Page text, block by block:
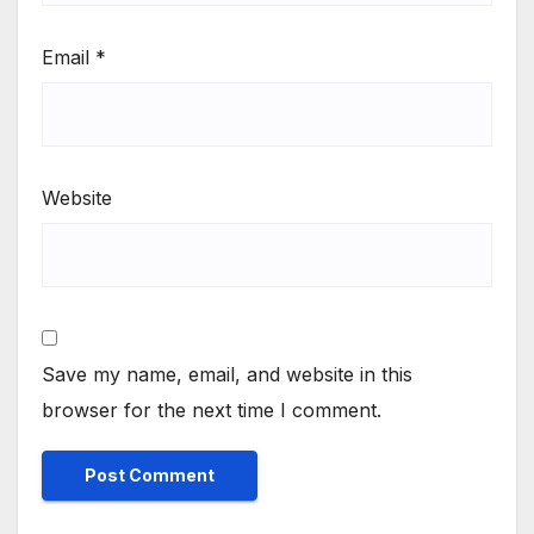
Email *
Website
Save my name, email, and website in this
browser for the next time I comment.